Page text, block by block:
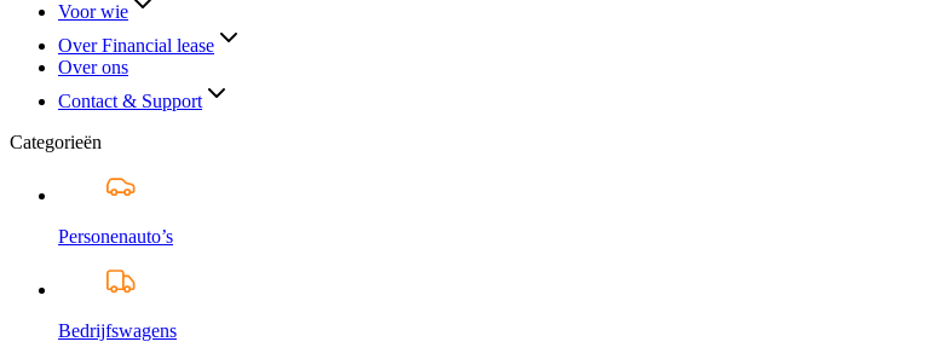
Voor wie
Over Financial lease
Over ons
Contact & Support
Categorieën
Personenauto’s
Bedrijfswagens